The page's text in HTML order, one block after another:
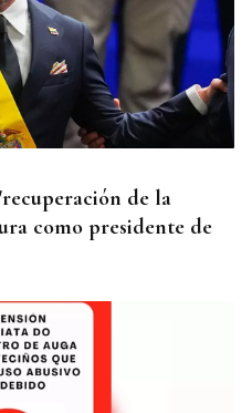
filosofía de vida
de la
como presidente de